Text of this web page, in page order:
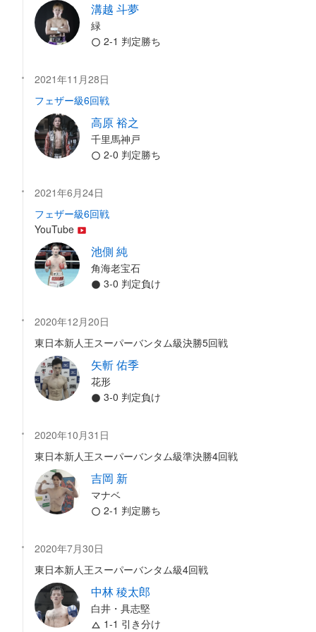
溝越 斗夢
緑
2-1 判定勝ち
2021年11月28日
フェザー級6回戦
高原 裕之
千里馬神戸
2-0 判定勝ち
2021年6月24日
フェザー級6回戦
YouTube
池側 純
角海老宝石
3-0 判定負け
2020年12月20日
東日本新人王スーパーバンタム級決勝5回戦
矢斬 佑季
花形
3-0 判定負け
2020年10月31日
東日本新人王スーパーバンタム級準決勝4回戦
吉岡 新
マナベ
2-1 判定勝ち
2020年7月30日
東日本新人王スーパーバンタム級4回戦
中林 稜太郎
白井・具志堅
1-1 引き分け